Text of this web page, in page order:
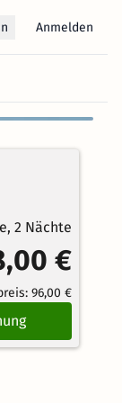
Anmelden
2 Nächte
€
96,00 €